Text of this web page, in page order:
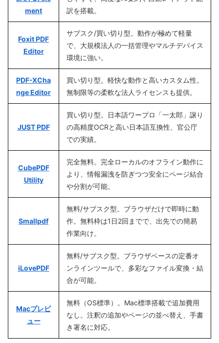
ment
訳を搭載。
Foxit PDF
Editor
サブスク/買い切り型。動作が極めて軽量
で、大規模法人の一括管理やマルチデバイス
環境に強い。
PDF-XCha
nge Editor
買い切り型。軽快な動作と高いカスタム性。
無制限等の柔軟な法人ライセンスも提供。
JUST PDF
買い切り型。日本語ワープロ「一太郎」譲り
の高精度OCRと高い日本語互換性、官公庁
での実績。
CubePDF
Utility
完全無料。完全ローカルのオフライン動作に
より、情報漏洩を防ぎつつ安全にページ結合
や分割が可能。
Smallpdf
無料/サブスク型。ブラウザだけで即時に動
作。無料枠は1日2回までで、出先での簡易
作業向け。
iLovePDF
無料/サブスク型。ブラウザベースの定番オ
ンラインツールで、多彩なファイル変換・結
合が可能。
Macプレビ
ュー
無料（OS標準）。Mac標準搭載で追加費用
なし。注釈の追加やページの並べ替え、手書
き署名に対応。